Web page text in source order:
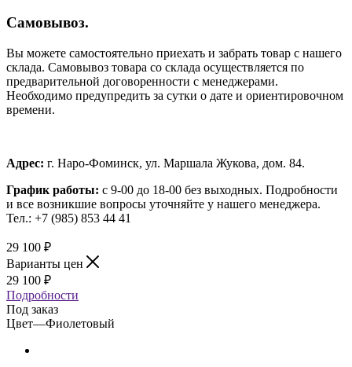
Самовывоз.
Вы можете самостоятельно приехать и забрать товар с нашего
склада. Самовывоз товара со склада осуществляется по
предварительной договоренности с менеджерами.
Необходимо предупредить за сутки о дате и ориентировочном
времени.
Адрес: г. Наро-Фоминск, ул. Маршала Жукова, дом. 84.
График работы: с 9-00 до 18-00 без выходных. Подробности
и все возникшие вопросы уточняйте у нашего менеджера.
Тел.: +7 (985) 853 44 41
29 100 ₽
Варианты цен
29 100 ₽
Подробности
Под заказ
Цвет—Фиолетовый